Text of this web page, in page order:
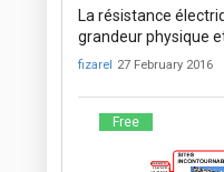
La résistance
grandeur physique
fizarel 27 February 2016
Free